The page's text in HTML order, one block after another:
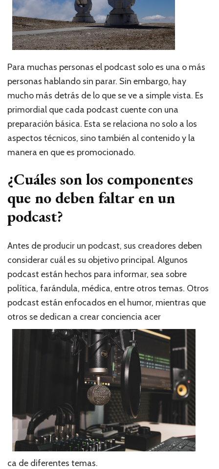
Para muchas personas el podcast solo es una o más
personas hablando sin parar. Sin embargo, hay
mucho más detrás de lo que se ve a simple vista. Es
primordial que cada podcast cuente con una
preparación básica. Esta se relaciona no solo a los
aspectos técnicos, sino también al contenido y la
manera en que es promocionado.
¿Cuáles son los componentes
que no deben faltar en un
podcast?
Antes de producir un podcast, sus creadores deben
considerar cuál es su objetivo principal. Algunos
podcast están hechos para informar, sea sobre
política, farándula, médica, entre otros temas. Otros
podcast están enfocados en el humor, mientras que
otros se dedican a crear conciencia acer
ca de diferentes temas.